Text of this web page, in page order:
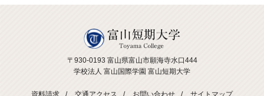
〒930-0193 富山県富山市願海寺水口444
学校法人 富山国際学園 富山短期大学